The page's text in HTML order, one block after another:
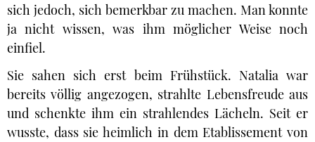
sich jedoch, sich bemerkbar zu machen. Man konnte
ja nicht wissen, was ihm möglicher Weise noch
einfiel.
Sie sahen sich erst beim Frühstück. Natalia war
bereits völlig angezogen, strahlte Lebensfreude aus
und schenkte ihm ein strahlendes Lächeln. Seit er
wusste, dass sie heimlich in dem Etablissement von